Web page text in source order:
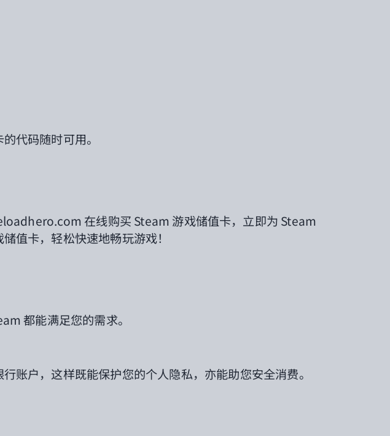
代码随时可用。
在线购买 Steam 游戏储值卡，立即为 Steam
值卡，轻松快速地畅玩游戏！
都能满足您的需求。
账户，这样既能保护您的个人隐私，亦能助您安全消费。